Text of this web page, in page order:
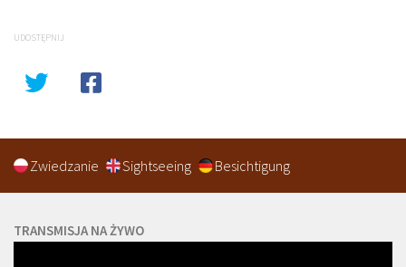
UDOSTĘPNIJ
Zwiedzanie Sightseeing Besichtigung
TRANSMISJA NA ŻYWO